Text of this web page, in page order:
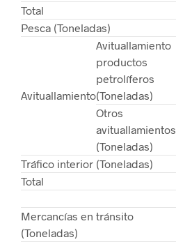
Total
Pesca (Toneladas)
Avituallamiento
Avituallamiento
productos
petrolíferos
(Toneladas)
Otros
avituallamientos
(Toneladas)
Tráfico interior (Toneladas)
Total
Mercancías en tránsito
(Toneladas)